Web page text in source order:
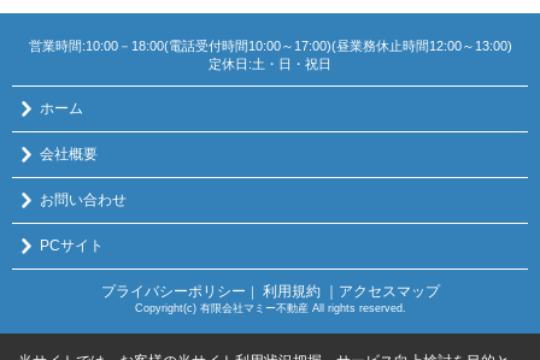
営業時間:10:00－18:00(電話受付時間10:00～17:00)(昼業務休止時間12:00～13:00)
定休日:土・日・祝日
ホーム
会社概要
お問い合わせ
PCサイト
プライバシーポリシー 利用規約 ｜アクセスマップ
Copyright(c) 有限会社マミー不動産 All rights reserved.